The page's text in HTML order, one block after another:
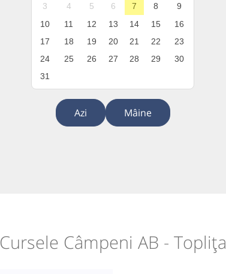
3
4 5 6 7 8
9
10
11 12 13 14 15
16
17
18 19 20 21 22
23
24
25 26 27 28 29
30
31
Azi Mâine
Cursele Câmpeni AB - Toplița